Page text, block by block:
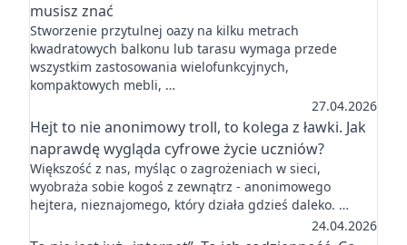
musisz znać
Stworzenie przytulnej oazy na kilku metrach
kwadratowych balkonu lub tarasu wymaga przede
wszystkim zastosowania wielofunkcyjnych,
kompaktowych mebli, …
27.04.2026
Hejt to nie anonimowy troll, to kolega z ławki. Jak
naprawdę wygląda cyfrowe życie uczniów?
Większość z nas, myśląc o zagrożeniach w sieci,
wyobraża sobie kogoś z zewnątrz - anonimowego
hejtera, nieznajomego, który działa gdzieś daleko. …
24.04.2026